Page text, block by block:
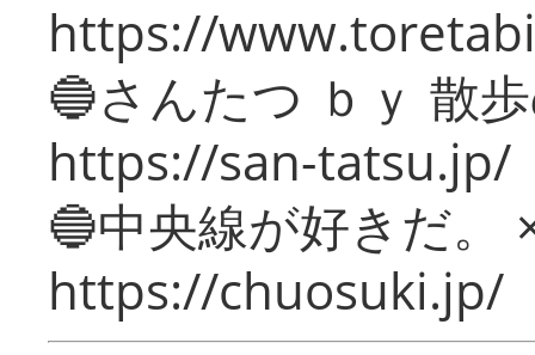
https://
🔵さんたつ ｂｙ 散
https://san-tatsu.jp/
🔵中央線が好きだ。
https://chuosuki.jp/